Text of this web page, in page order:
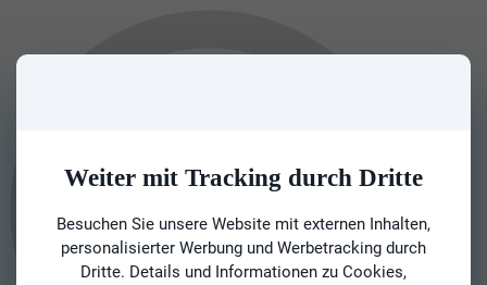
Weiter mit Tracking durch Dritte
Besuchen Sie unsere Website mit externen Inhalten,
personalisierter Werbung und Werbetracking durch
Dritte. Details und Informationen zu Cookies,